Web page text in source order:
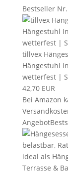
Bestseller Nr.
tillvex
Hängestuhl
wetterfest |
42,70 EUR
Bei Amazon
Angebot